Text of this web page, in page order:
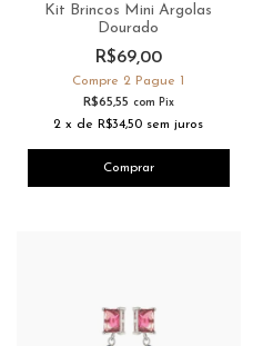
Kit Brincos Mini Argolas
Dourado
R$69,00
Compre 2 Pague 1
R$65,55 com Pix
2 xde R$34,50 sem juros